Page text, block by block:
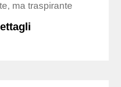
ma traspirante